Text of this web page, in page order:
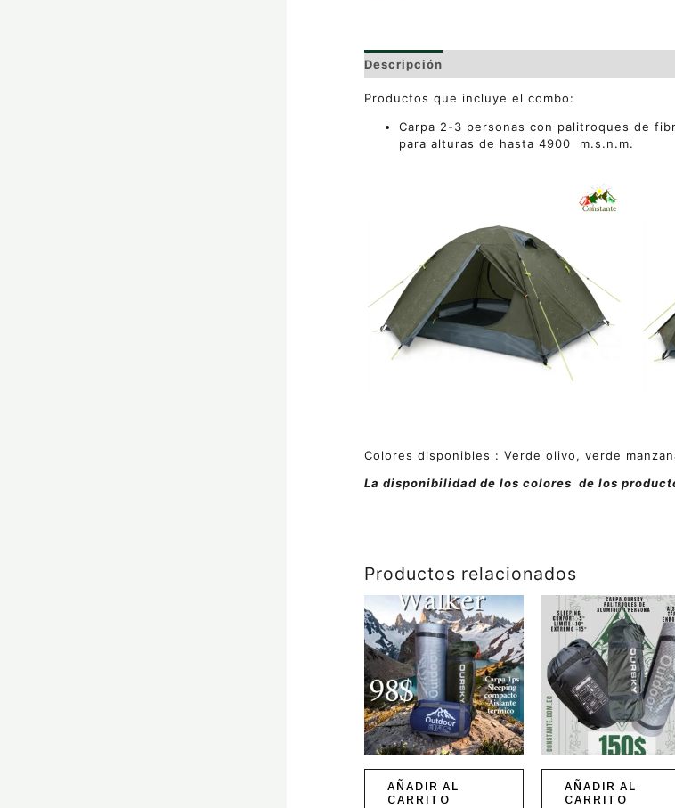
Descripción
Productos que incluye el combo:
Carpa 2-3 personas con palitroques de
para alturas de hasta 4900 m.s.n.m.
Colores disponibles : Verde olivo, verde
La disponibilidad de los colores de los
Productos relacionados
AÑADIR AL
CARRITO
AÑADIR AL
CARRITO